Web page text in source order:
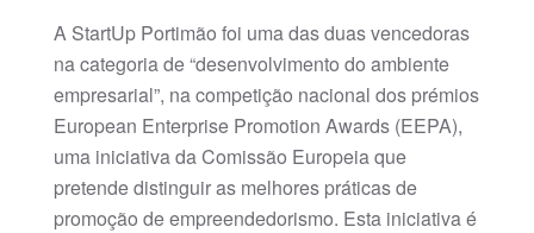
A StartUp Portimão foi uma das duas vencedoras
na categoria de “desenvolvimento do ambiente
empresarial”, na competição nacional dos prémios
European Enterprise Promotion Awards (EEPA),
uma iniciativa da Comissão Europeia que
pretende distinguir as melhores práticas de
promoção de empreendedorismo. Esta iniciativa é